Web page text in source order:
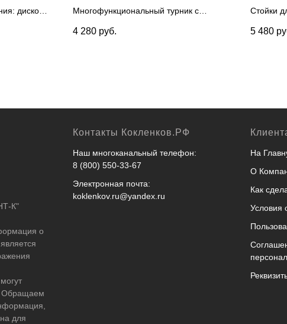
дисков,
6 хватами, неопреновыми
ручками и системой подвеса
Многофункциональный турник с
на шведскую стенку.
4 280 руб.
Стойки
из
5 480
К"
о
Обращаем
для
Контакты Кокленков.РФ
Наш многоканальный телефон:
8 (800) 550-33-67
Электронная почта:
koklenkov.ru@yandex.ru
На
О
Как
Условия